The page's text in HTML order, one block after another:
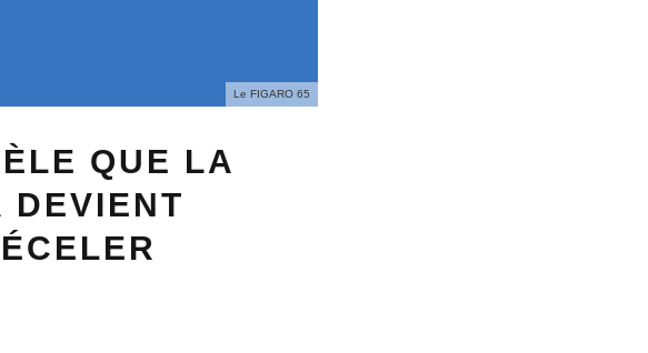
Le FIGARO 65
QUE LA
DEVIENT